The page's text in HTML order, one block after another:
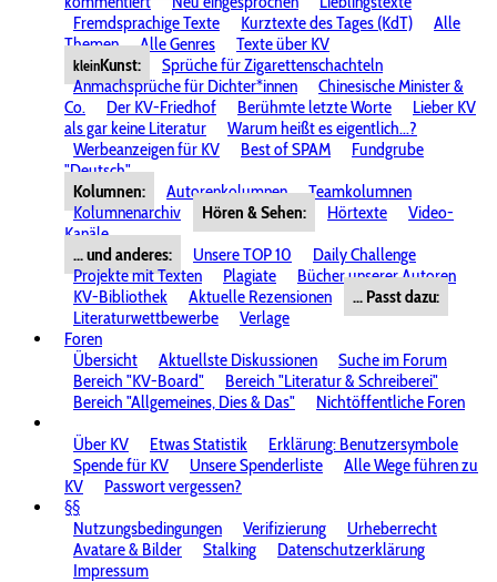
Fremdsprachige Texte
Kurztexte des Tages (KdT)
Alle
Themen
Alle Genres Texte über KV
kleinKunst:
Sprüche für Zigarettenschachteln
Anmachsprüche für Dichter*innen
Chinesische Minister &
Co.
Der KV-Friedhof Berühmte letzte Worte
Lieber KV
als gar keine Literatur
Warum heißt es eigentlich...?
Werbeanzeigen für KV
Best of SPAM
Fundgrube
"Deutsch"
Kolumnen:
Autorenkolumnen
Teamkolumnen
Kolumnenarchiv
Hören & Sehen: Hörtexte
Video-
Kanäle
... und anderes:
Unsere TOP 10
Daily Challenge
Projekte mit Texten
Plagiate
Bücher unserer Autoren
KV-Bibliothek
Aktuelle Rezensionen
... Passt dazu:
Literaturwettbewerbe
Verlage
Foren
Übersicht
Aktuellste Diskussionen
Suche im Forum
Bereich "KV-Board"
Bereich "Literatur & Schreiberei"
Bereich "Allgemeines, Dies & Das"
Nichtöffentliche Foren
Über KV
Etwas Statistik
Erklärung: Benutzersymbole
Spende für KV
Unsere Spenderliste
Alle Wege führen zu
KV
Passwort vergessen?
§§
Nutzungsbedingungen
Verifizierung
Urheberrecht
Avatare & Bilder
Stalking
Datenschutzerklärung
Impressum